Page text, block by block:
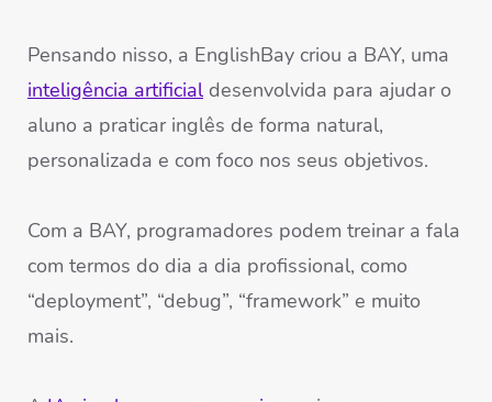
Pensando nisso, a EnglishBay criou a BAY, uma
inteligência artificialdesenvolvida para ajudar o
aluno a praticar inglês de forma natural,
personalizada e com foco nos seus objetivos.
Com a BAY, programadores podem treinar a fala
com termos do dia a dia profissional, como
“deployment”, “debug”, “framework” e muito
mais.